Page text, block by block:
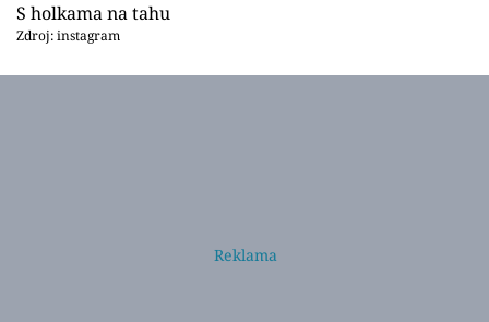
S holkama na tahu
Zdroj: instagram